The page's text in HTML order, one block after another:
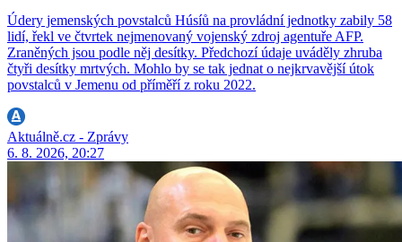
Údery jemenských povstalců Húsíů na provládní jednotky zabily 58
lidí, řekl ve čtvrtek nejmenovaný vojenský zdroj agentuře AFP.
Zraněných jsou podle něj desítky. Předchozí údaje uváděly zhruba
čtyři desítky mrtvých. Mohlo by se tak jednat o nejkrvavější útok
povstalců v Jemenu od příměří z roku 2022.
Aktuálně.cz - Zprávy
6. 8. 2026, 20:27